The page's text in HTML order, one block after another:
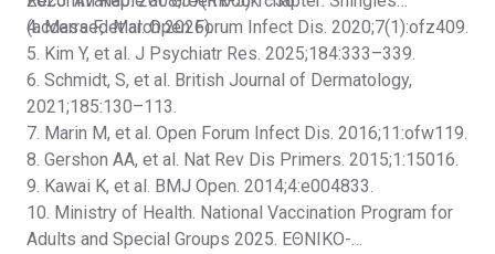
(accessed March 2026).
4. Marra F, et al. Open Forum Infect Dis. 2020;7(1):ofz409.
5. Kim Y, et al. J Psychiatr Res. 2025;184:333–339.
6. Schmidt, S, et al. British Journal of Dermatology,
2021;185:130–113.
7. Marin M, et al. Open Forum Infect Dis. 2016;11:ofw119.
8. Gershon AA, et al. Nat Rev Dis Primers. 2015;1:15016.
9. Kawai K, et al. BMJ Open. 2014;4:e004833.
10. Ministry of Health. National Vaccination Program for
Adults and Special Groups 2025. ΕΘΝΙΚΟ-